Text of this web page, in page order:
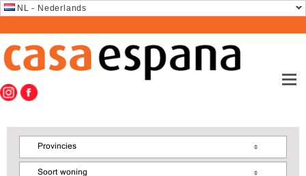
NL - Nederlands
Provincies
Soort woning